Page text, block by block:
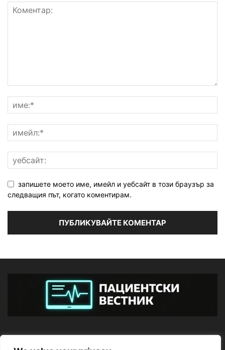
запишете моето име, имейл и уебсайт в този браузър за
следващия път, когато коментирам.